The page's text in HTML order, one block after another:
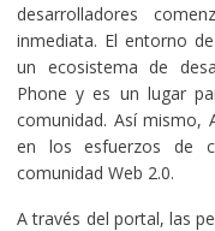
desarrolladores
inmediata. El entorno
un ecosistema de
Phone y es un lugar
comunidad. Así mismo,
en los esfuerzos de
comunidad Web 2.0.
A través del portal, las